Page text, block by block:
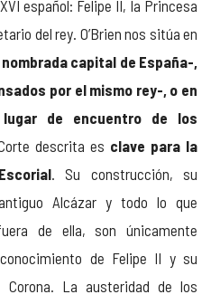
español: Felipe II, la Princesa
del rey. O’Brien nos sitúa en
capital de España-,
por el mismo rey-, o en
de encuentro de los
descrita es clave para la
. Su construcción, su
Alcázar y todo lo que
de ella, son únicamente
de Felipe II y su
La austeridad de los